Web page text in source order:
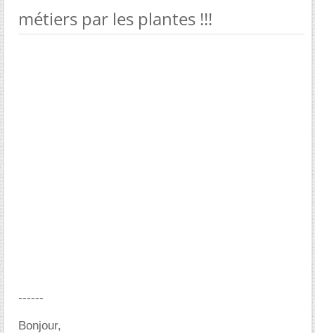
métiers par les plantes !!!
------
Bonjour,